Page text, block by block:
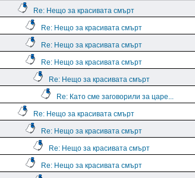
Re: Нещо за красивата смърт
Re: Нещо за красивата смърт
Re: Нещо за красивата смърт
Re: Нещо за красивата смърт
Re: Нещо за красивата смърт
Re: Като сме заговорили за царе...
Re: Нещо за красивата смърт
Re: Нещо за красивата смърт
Re: Нещо за красивата смърт
Re: Нещо за красивата смърт